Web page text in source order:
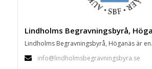
Lindholms Begravningsbyrå,
Lindholms Begravningsbyrå, Höganäs är
info@lindholmsbegravningsbyra.se